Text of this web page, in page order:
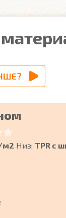
м2 Низ: TPR с